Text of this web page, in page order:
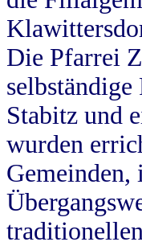
Die Pfarrei
Stabitz und
wurden
Gemeinden,